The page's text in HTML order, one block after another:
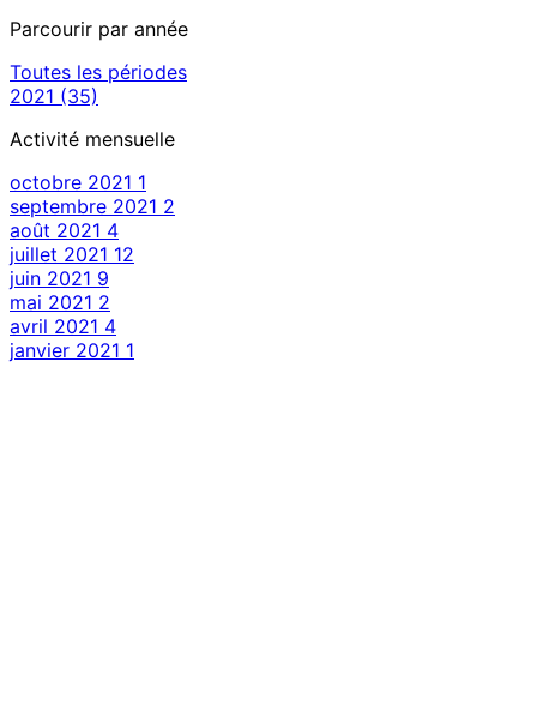
Parcourir par année
Toutes les périodes
2021 (35)
Activité mensuelle
octobre 2021 1
septembre 2021 2
août 2021 4
juillet 2021 12
juin 2021 9
mai 2021 2
avril 2021 4
janvier 2021 1